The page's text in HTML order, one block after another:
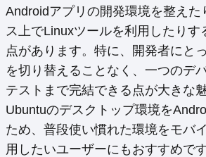
Androidアプリの開発環境を整えた
ス上でLinuxツールを利用したりす
点があります。特に、開発者にと
を切り替えることなく、一つのデ
テストまで完結できる点が大きな
Ubuntuのデスクトップ環境を
ため、普段使い慣れた環境をモバ
用したいユーザーにもおすすめです